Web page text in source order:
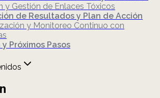
y Gestión de Enlaces Tóxicos
de Resultados y Plan de Acción
y Monitoreo Continuo con
Próximos Pasos